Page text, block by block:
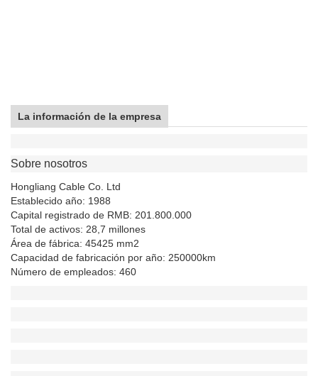
La información de la empresa
Sobre nosotros
Hongliang Cable Co. Ltd
Establecido año: 1988
Capital registrado de RMB: 201.800.000
Total de activos: 28,7 millones
Área de fábrica: 45425 mm2
Capacidad de fabricación por año: 250000km
Número de empleados: 460